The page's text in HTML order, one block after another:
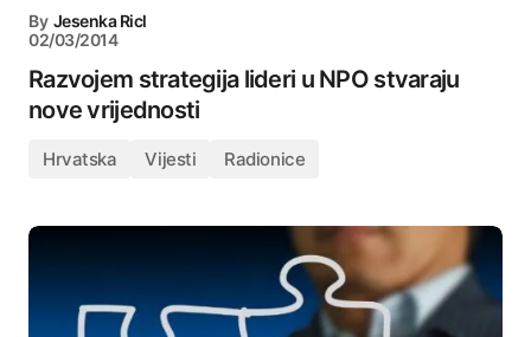
By Jesenka Ricl
02/03/2014
Razvojem strategija lideri u NPO stvaraju
nove vrijednosti
Hrvatska Vijesti Radionice